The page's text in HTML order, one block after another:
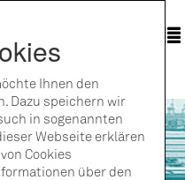
Ihnen den
Dazu speichern wir
in sogenannten
Webseite erklären
Cookies
über den